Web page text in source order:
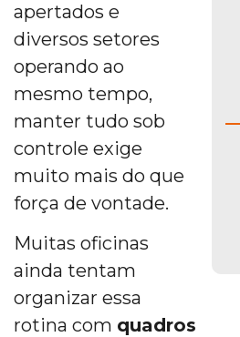
apertados e
diversos setores
operando ao
mesmo tempo,
manter tudo sob
controle exige
muito mais do que
força de vontade.
Muitas oficinas
ainda tentam
organizar essa
rotina com quadros